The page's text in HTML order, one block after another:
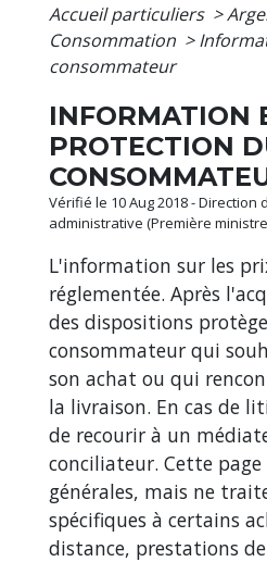
Accueil particuliers >
Consommation >
consommateur
INFORMATION
PROTECTION
Vérifié le 10 Aug 2018 -
administrative (Première
L'information sur les
réglementée. Après
des dispositions
consommateur qui
son achat ou qui
la livraison. En cas de
de recourir à un
conciliateur. Cette page
générales, mais ne
spécifiques à certains
distance, prestations de